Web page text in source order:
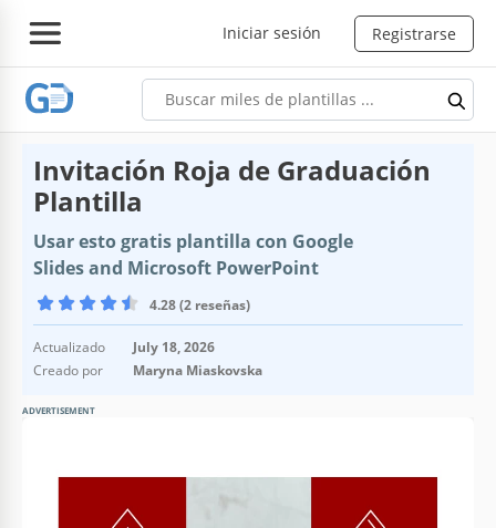
Iniciar sesión Registrarse
Invitación Roja de Graduación
Plantilla
Usar esto gratis plantilla con Google
Slides and Microsoft PowerPoint
4.28 (2 reseñas)
Actualizado
July 18, 2026
Creado por
Maryna Miaskovska
ADVERTISEMENT